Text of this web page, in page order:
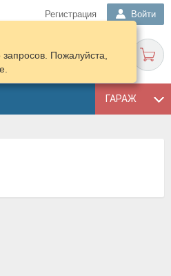
Регистрация Войти
ГАРАЖ
Пожалуйста,